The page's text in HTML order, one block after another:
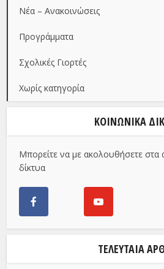
Νέα – Ανακοινώσεις
Προγράμματα
Σχολικές Γιορτές
Χωρίς κατηγορία
ΚΟΙΝΩΝΙΚΑ
Μπορείτε να με ακολουθήσετε στα
δίκτυα
ΤΕΛΕΥΤΑΊΑ